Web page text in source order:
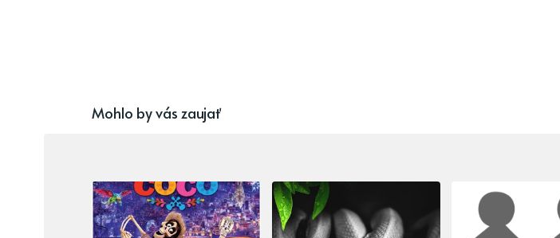
Mohlo by vás zaujať